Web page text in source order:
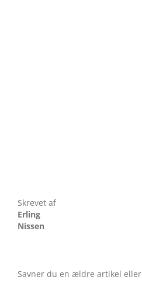
Skrevet af
Erling
Nissen
Savner du en ældre artikel eller